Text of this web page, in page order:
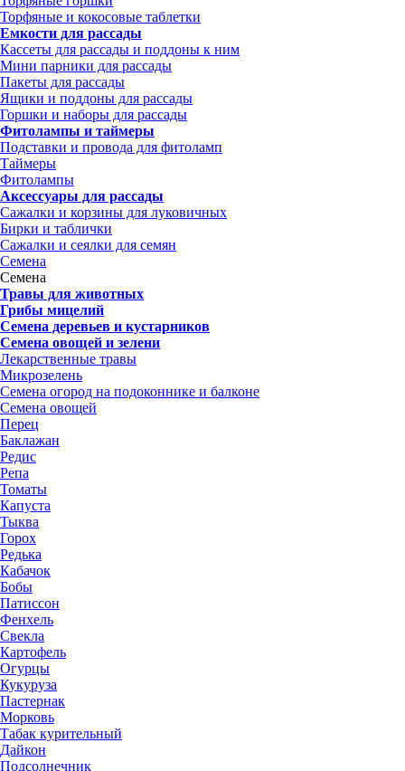
Торфяные и кокосовые таблетки
Емкости для рассады
Кассеты для рассады и поддоны к ним
Мини парники для рассады
Пакеты для рассады
Ящики и поддоны для рассады
Горшки и наборы для рассады
Фитолампы и таймеры
Подставки и провода для фитоламп
Таймеры
Фитолампы
Аксессуары для рассады
Сажалки и корзины для луковичных
Бирки и таблички
Сажалки и сеялки для семян
Семена
Семена
Травы для животных
Грибы мицелий
Семена деревьев и кустарников
Семена овощей и зелени
Лекарственные травы
Микрозелень
Семена огород на подоконнике и балконе
Семена овощей
Перец
Баклажан
Редис
Репа
Томаты
Капуста
Тыква
Горох
Редька
Кабачок
Бобы
Патиссон
Фенхель
Свекла
Картофель
Огурцы
Кукуруза
Пастернак
Морковь
Табак курительный
Дайкон
Подсолнечник